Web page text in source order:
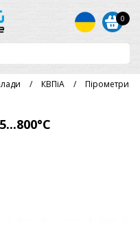
0
КВПіА Пірометри